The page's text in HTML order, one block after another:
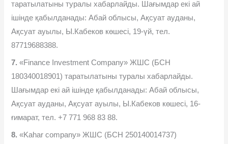
таратылатыны туралы хабарлайды. Шағымдар екі ай
ішінде қабылданады: Абай облысы, Ақсуат ауданы,
Ақсуат ауылы, Ы.Кабеков көшесі, 19-үй, тел.
87719688388.
7. «Finance Investment Company» ЖШС (БСН
180340018901) таратылатыны туралы хабарлайды.
Шағымдар екі ай ішінде қабылданады: Абай облысы,
Ақсуат ауданы, Ақсуат ауылы, Ы.Кабеков көшесі, 16-
ғимарат, тел. +7 771 968 83 88.
8. «Kahar company» ЖШС (БСН 250140014737)